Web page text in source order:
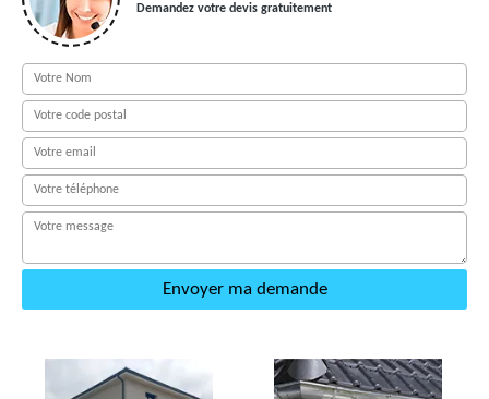
Demandez votre devis gratuitement